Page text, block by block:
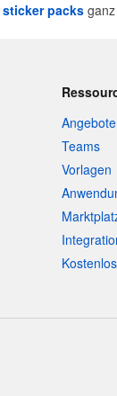
sticker packsganz
Angebote
Teams
Vorlagen